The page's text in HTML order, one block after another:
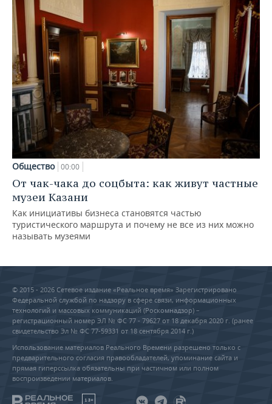
Общество 00:00
От чак-чака до соцбыта: как живут частные
музеи Казани
Как инициативы бизнеса становятся частью
туристического маршрута и почему не все из них можно
называть музеями
© 2015 - 2026 Сетевое издание «Реальное время» Зарегистрировано
Федеральной службой по надзору в сфере связи, информационных
технологий и массовых коммуникаций (Роскомнадзор) –
регистрационный номер ЭЛ № ФС 77 - 79627 от 18 декабря 2020 г. (ранее
свидетельство Эл № ФС 77-59331 от 18 сентября 2014 г.)
Использование материалов Реального Времени разрешено только с
предварительного согласия правообладателей, упоминание сайта и
прямая гиперссылка обязательны при частичном или полном
воспроизведении материалов.
18+